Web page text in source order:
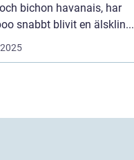
bichon havanais, har
snabbt blivit en älsklin...